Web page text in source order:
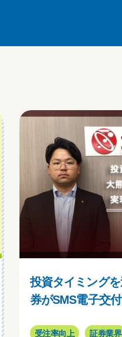
投資タイミング
券がSMS電子交
受注率向上 証券業界